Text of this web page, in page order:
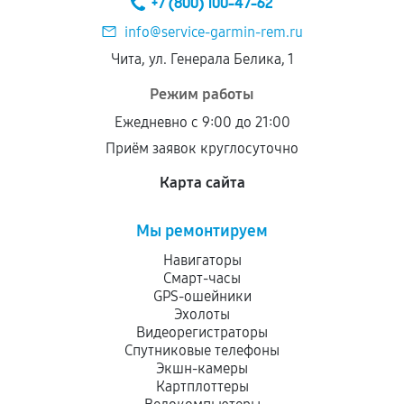
Установка была выполнена нашим сервисным
центром.
При этом гарантия на сами комплектующие
продавца. За качество сторонних деталей
сервисный центр ответственности не несет.
info@service-garmin-rem.ru
Чита, ул. Генерала Белика, 1
Режим работы
Ежедневно с 9:00 до 21:00
Приём заявок круглосуточно
Карта сайта
Мы ремонтируем
Навигаторы
Смарт-часы
GPS-ошейники
Эхолоты
Видеорегистраторы
Спутниковые телефоны
Экшн-камеры
Картплоттеры